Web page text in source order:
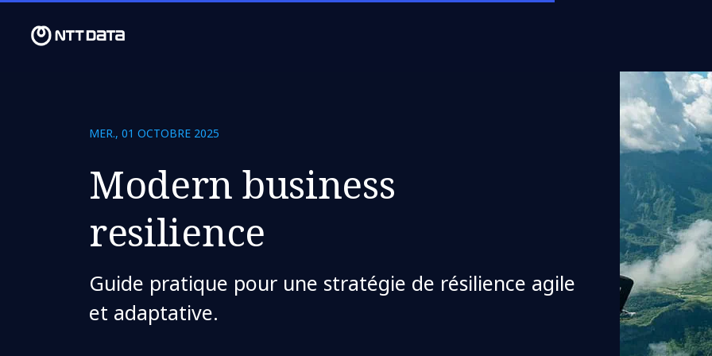
MER., 01 OCTOBRE 2025
Modern business
resilience
Guide pratique pour une stratégie de résilience agile
et adaptative.